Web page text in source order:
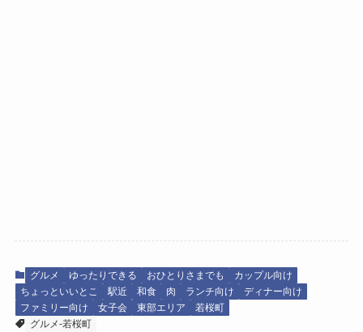
グルメ ゆったりできる おひとりさまでも
カップル向け
ちょっといいとこ
駅近 和食 肉 ランチ向け
ディナー向け
ファミリー向け
女子会 東部エリア
若桜町
グルメ-若桜町